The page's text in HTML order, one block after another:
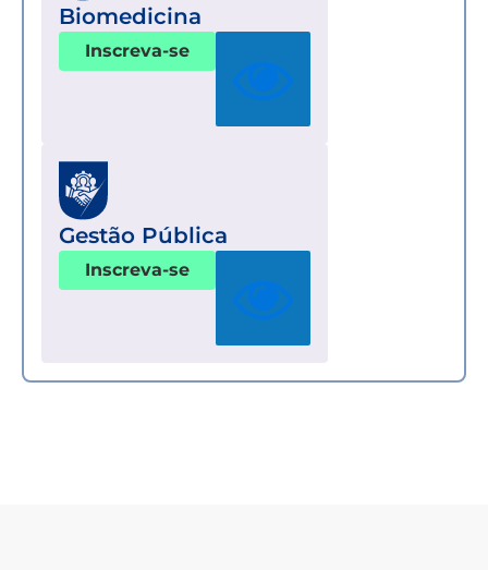
Biomedicina
Inscreva-se
Gestão Pública
Inscreva-se